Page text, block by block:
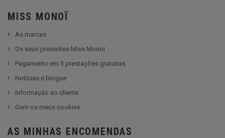
MISS MONOÏ
As marcas
Os seus presentes Miss Monoï
Pagamento em 3 prestações gratuitas
Notícias e blogue
Informação ao cliente
Gerir os meus cookies
AS MINHAS ENCOMENDAS